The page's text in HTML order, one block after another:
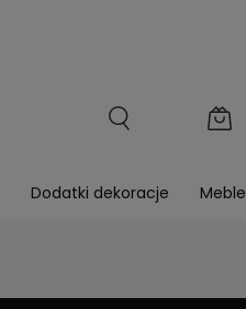
Dodatki dekoracje Meble